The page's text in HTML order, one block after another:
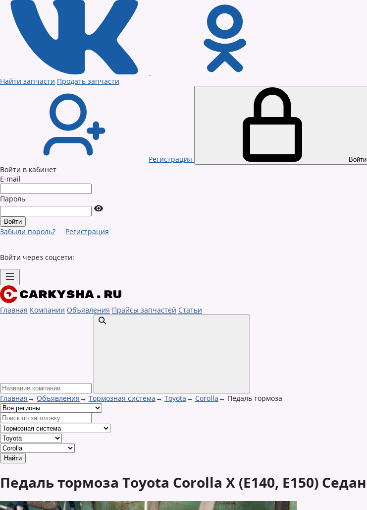
Найти запчасти Продать запчасти
Регистрация Войти
Войти в кабинет
E-mail
Пароль
Забыли пароль? Регистрация
Войти через соцсети:
Главная Компании Объявления Прайсы запчастей Статьи
Главная→ Объявления→ Тормозная система→ Toyota→ Corolla→ Педаль тормоза
Педаль тормоза Toyota Corolla X (E140, E150) Седан